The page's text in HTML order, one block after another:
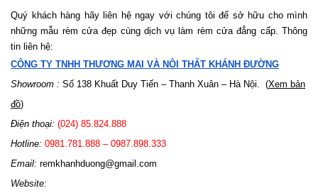
Quý khách hàng hãy liên hệ ngay với chúng tôi để sở hữu cho mình
những mẫu rèm cửa đẹp cùng dịch vụ làm rèm cửa đẳng cấp. Thông
tin liên hệ:
CÔNG TY TNHH THƯƠNG MẠI VÀ NỘI THẤT KHÁNH ĐƯỜNG
Showroom : Số 138 Khuất Duy Tiến – Thanh Xuân – Hà Nội. (Xem bản
đồ)
Điện thoại: (024) 85.824.888
Hotline: 0981.781.888 – 0987.898.333
Email: remkhanhduong@gmail.com
Website: